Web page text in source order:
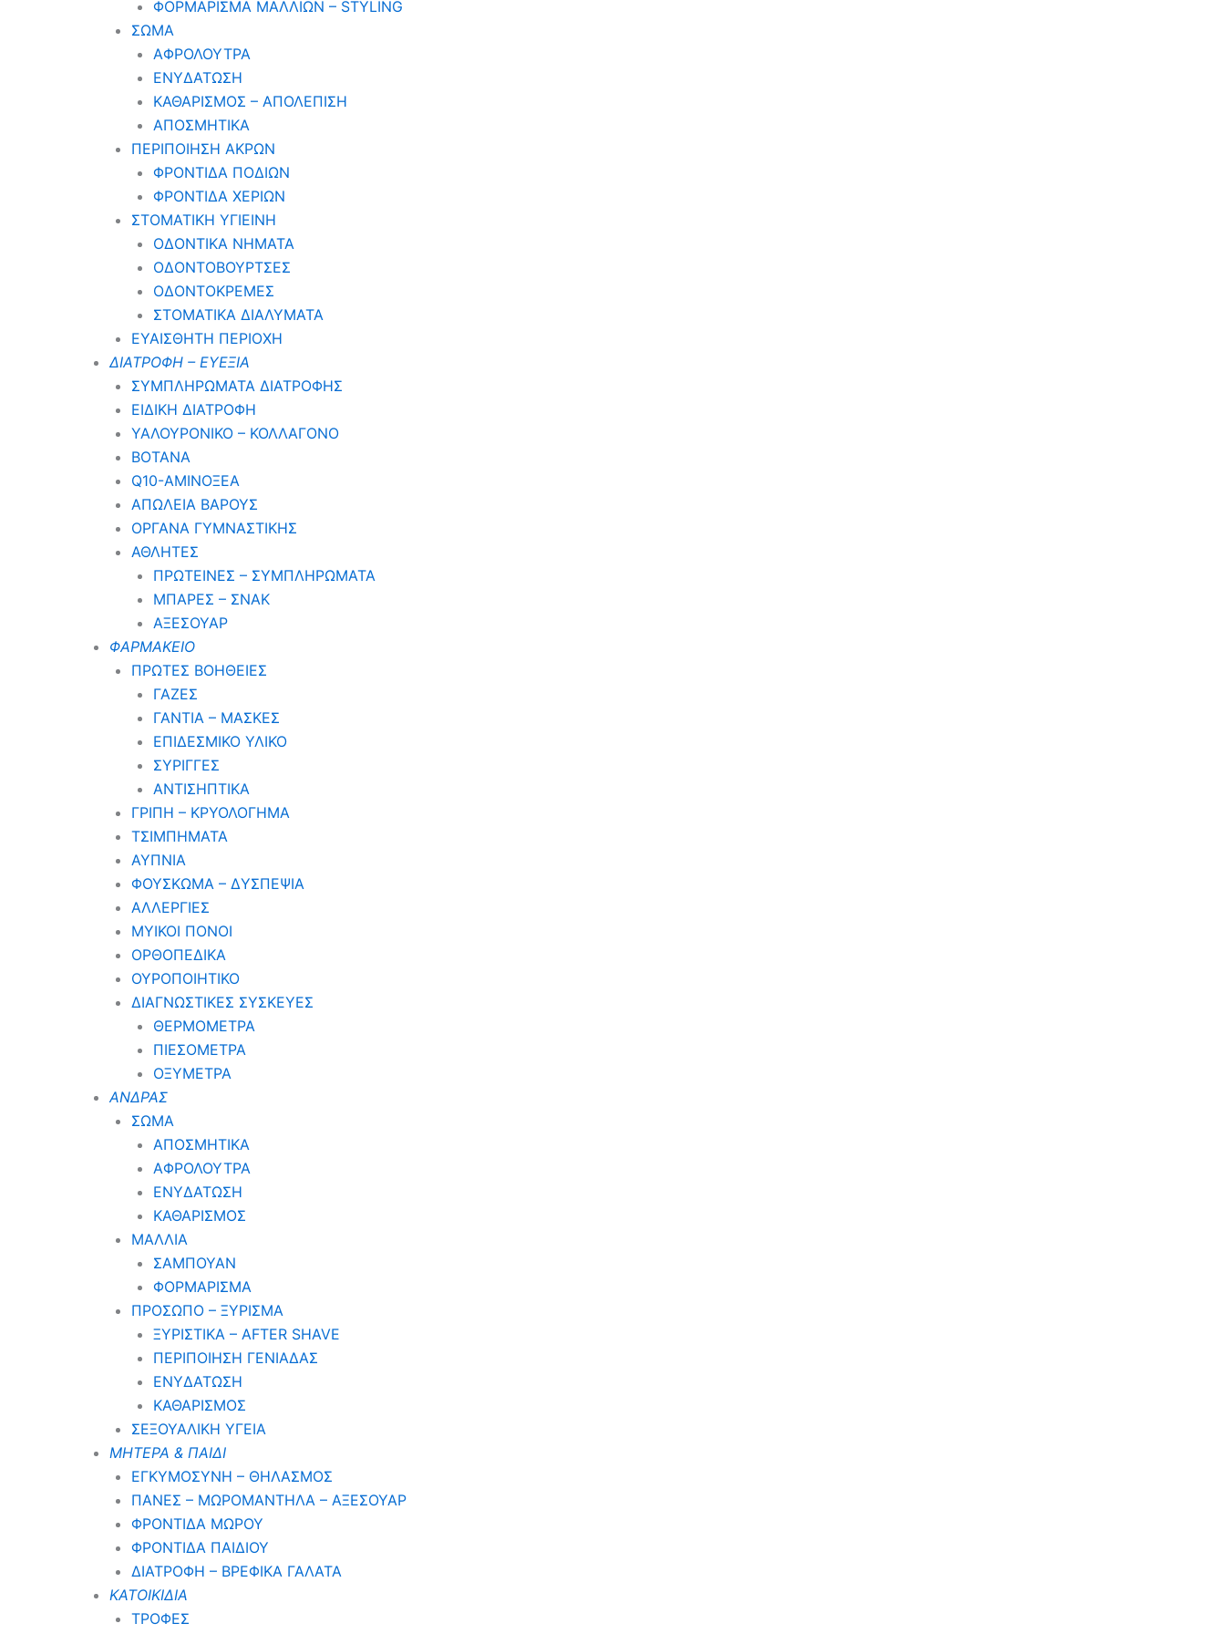
ΦΟΡΜΑΡΙΣΜΑ ΜΑΛΛΙΩΝ – STYLING
ΣΩΜΑ
ΑΦΡΟΛΟΥΤΡΑ
ΕΝΥΔΑΤΩΣΗ
ΚΑΘΑΡΙΣΜΟΣ – ΑΠΟΛΕΠΙΣΗ
ΑΠΟΣΜΗΤΙΚΑ
ΠΕΡΙΠΟΙΗΣΗ ΑΚΡΩΝ
ΦΡΟΝΤΙΔΑ ΠΟΔΙΩΝ
ΦΡΟΝΤΙΔΑ ΧΕΡΙΩΝ
ΣΤΟΜΑΤΙΚΗ ΥΓΙΕΙΝΗ
ΟΔΟΝΤΙΚΑ ΝΗΜΑΤΑ
ΟΔΟΝΤΟΒΟΥΡΤΣΕΣ
ΟΔΟΝΤΟΚΡΕΜΕΣ
ΣΤΟΜΑΤΙΚΑ ΔΙΑΛΥΜΑΤΑ
ΕΥΑΙΣΘΗΤΗ ΠΕΡΙΟΧΗ
ΔΙΑΤΡΟΦΗ – ΕΥΕΞΙΑ
ΣΥΜΠΛΗΡΩΜΑΤΑ ΔΙΑΤΡΟΦΗΣ
ΕΙΔΙΚΗ ΔΙΑΤΡΟΦΗ
ΥΑΛΟΥΡΟΝΙΚΟ – ΚΟΛΛΑΓΟΝΟ
ΒΟΤΑΝΑ
Q10-ΑΜΙΝΟΞΕΑ
ΑΠΩΛΕΙΑ ΒΑΡΟΥΣ
ΟΡΓΑΝΑ ΓΥΜΝΑΣΤΙΚΗΣ
ΑΘΛΗΤΕΣ
ΠΡΩΤΕΙΝΕΣ – ΣΥΜΠΛΗΡΩΜΑΤΑ
ΜΠΑΡΕΣ – ΣΝΑΚ
ΑΞΕΣΟΥΑΡ
ΦΑΡΜΑΚΕΙΟ
ΠΡΩΤΕΣ ΒΟΗΘΕΙΕΣ
ΓΑΖΕΣ
ΓΑΝΤΙΑ – ΜΑΣΚΕΣ
ΕΠΙΔΕΣΜΙΚΟ ΥΛΙΚΟ
ΣΥΡΙΓΓΕΣ
ΑΝΤΙΣΗΠΤΙΚΑ
ΓΡΙΠΗ – ΚΡΥΟΛΟΓΗΜΑ
ΤΣΙΜΠΗΜΑΤΑ
ΑΥΠΝΙΑ
ΦΟΥΣΚΩΜΑ – ΔΥΣΠΕΨΙΑ
ΑΛΛΕΡΓΙΕΣ
ΜΥΙΚΟΙ ΠΟΝΟΙ
ΟΡΘΟΠΕΔΙΚΑ
ΟΥΡΟΠΟΙΗΤΙΚΟ
ΔΙΑΓΝΩΣΤΙΚΕΣ ΣΥΣΚΕΥΕΣ
ΘΕΡΜΟΜΕΤΡΑ
ΠΙΕΣΟΜΕΤΡΑ
ΟΞΥΜΕΤΡΑ
ΑΝΔΡΑΣ
ΣΩΜΑ
ΑΠΟΣΜΗΤΙΚΑ
ΑΦΡΟΛΟΥΤΡΑ
ΕΝΥΔΑΤΩΣΗ
ΚΑΘΑΡΙΣΜΟΣ
ΜΑΛΛΙΑ
ΣΑΜΠΟΥΑΝ
ΦΟΡΜΑΡΙΣΜΑ
ΠΡΟΣΩΠΟ – ΞΥΡΙΣΜΑ
ΞΥΡΙΣΤΙΚΑ – ΑFTER SHAVE
ΠΕΡΙΠΟΙΗΣΗ ΓΕΝΙΑΔΑΣ
ΕΝΥΔΑΤΩΣΗ
ΚΑΘΑΡΙΣΜΟΣ
ΣΕΞΟΥΑΛΙΚΗ ΥΓΕΙΑ
ΜΗΤΕΡΑ & ΠΑΙΔΙ
ΕΓΚΥΜΟΣΥΝΗ – ΘΗΛΑΣΜΟΣ
ΠΑΝΕΣ – ΜΩΡΟΜΑΝΤΗΛΑ – ΑΞΕΣΟΥΑΡ
ΦΡΟΝΤΙΔΑ ΜΩΡΟΥ
ΦΡΟΝΤΙΔΑ ΠΑΙΔΙΟΥ
ΔΙΑΤΡΟΦΗ – ΒΡΕΦΙΚΑ ΓΑΛΑΤΑ
ΚΑΤΟΙΚΙΔΙΑ
ΤΡΟΦΕΣ